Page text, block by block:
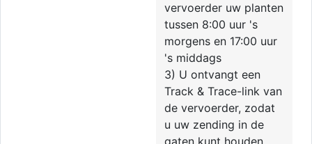
vervoerder uw planten
tussen 8:00 uur 's
morgens en 17:00 uur
's middags
3) U ontvangt een
Track & Trace-link van
de vervoerder, zodat
u uw zending in de